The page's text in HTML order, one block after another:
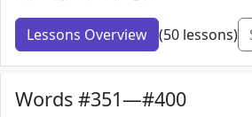
Lessons Overview (50 lessons)
Words #351—#400